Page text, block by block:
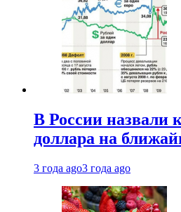
В России назвали
доллара на
3 года ago3 года ago